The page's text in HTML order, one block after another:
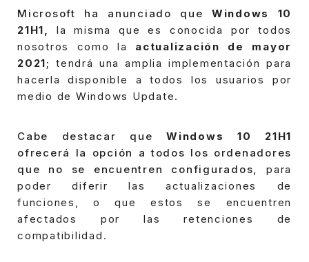
Microsoft ha anunciado que Windows 10
21H1,
la misma que es conocida por todos
nosotros como la actualización de mayor
2021; tendrá una amplia implementación para
hacerla disponible a todos los usuarios por
medio de Windows Update.
Cabe destacar queWindows 10 21H1
ofrecerá la opción a todos los ordenadores
que no se encuentren configurados,
para
poder diferir las actualizaciones de
funciones, o que estos se encuentren
afectados por las retenciones de
compatibilidad.